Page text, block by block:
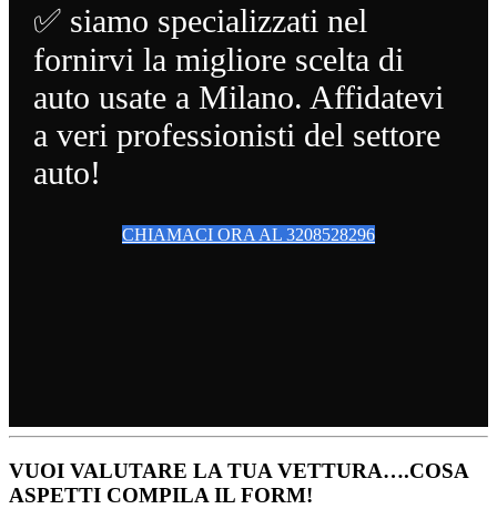
✅ siamo specializzati nel
fornirvi la migliore scelta di
auto usate a Milano. Affidatevi
a veri professionisti del settore
auto!
CHIAMACI ORA AL 3208528296
VUOI VALUTARE LA TUA VETTURA….COSA
ASPETTI COMPILA IL FORM!